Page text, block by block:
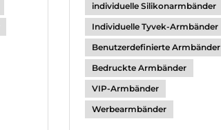
individuelle Silikonarmbänder
Individuelle Tyvek-Armbänder
Benutzerdefinierte Armbänder
Bedruckte Armbänder
VIP-Armbänder
Werbearmbänder